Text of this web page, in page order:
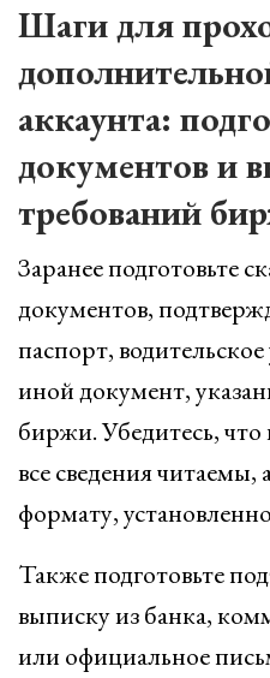
Шаги для
аккаунта:
документов и
требований
Заранее подготовьте
документов,
паспорт,
иной документ,
биржи. Убедитесь,
все сведения
формату,
Также подготовьте
выписку из банка,
или официальное